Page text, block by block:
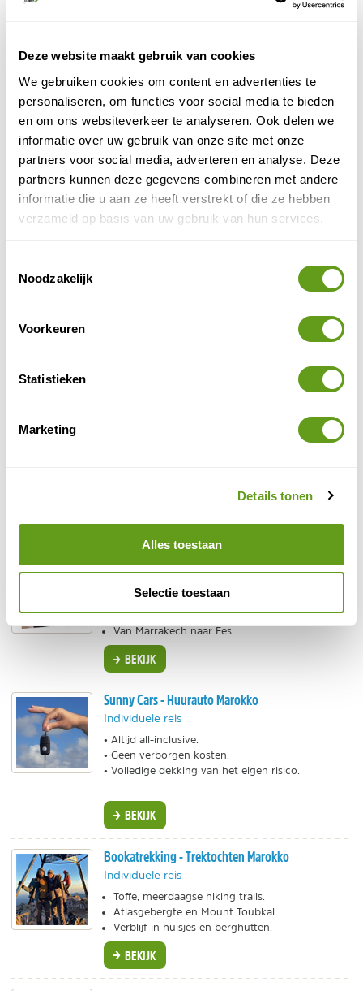
Deze website maakt gebruik van cookies
We gebruiken cookies om content en advertenties te
personaliseren, om functies voor social media te bieden
en om ons websiteverkeer te analyseren. Ook delen we
informatie over uw gebruik van onze site met onze
partners voor social media, adverteren en analyse. Deze
partners kunnen deze gegevens combineren met andere
informatie die u aan ze heeft verstrekt of die ze hebben
verzameld op basis van uw gebruik van hun services.
Noodzakelijk
Voorkeuren
Statistieken
Marketing
Details tonen
Alles toestaan
Selectie toestaan
highlights. Privé en in groep.
BEKIJK
Koning Aap - Rondreizen Marokko
Groepsreis
Prachtige rondreizen in groep langs de highlights
van Marokko. Koningssteden, de woestijn, de
Atlas. Ze hebben ook gezinsreizen.
Normale groepsreis, singlereis of familiereis!
Mooie combi van landschappen en steden.
Natuur, cultuur en culinair.
14-daagse fietsreis door bergen en woestijnen.
Door het Atlasgebergte en Rifgebergte.
Van Marrakech naar Fes.
BEKIJK
Sunny Cars - Huurauto Marokko
Individuele reis
• Altijd all-inclusive.
• Geen verborgen kosten.
• Volledige dekking van het eigen risico.
BEKIJK
Bookatrekking - Trektochten Marokko
Individuele reis
Toffe, meerdaagse hiking trails.
Atlasgebergte en Mount Toubkal.
Verblijf in huisjes en berghutten.
BEKIJK